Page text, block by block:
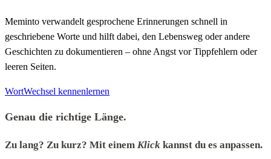
Meminto verwandelt gesprochene Erinnerungen schnell in
geschriebene Worte und hilft dabei, den Lebensweg oder andere
Geschichten zu dokumentieren – ohne Angst vor Tippfehlern oder
leeren Seiten.
WortWechsel kennenlernen
Genau die richtige Länge.
Zu lang? Zu kurz? Mit einem Klick kannst du es anpassen.